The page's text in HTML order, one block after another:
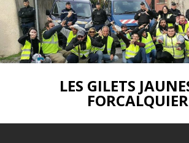
LES GILETS
FORCALQUIER